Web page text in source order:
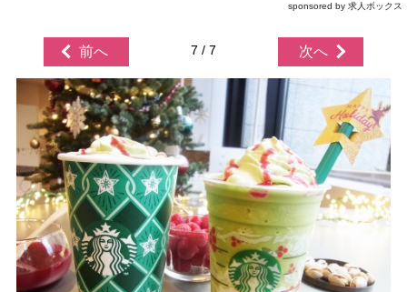
sponsored by 求人ボックス
前へ 7 / 7 次へ